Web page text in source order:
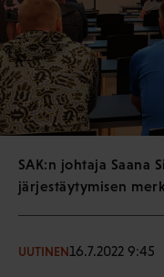
SAK:n johtaja Saana
järjestäytymisen
UUTINEN16.7.2022 9:45